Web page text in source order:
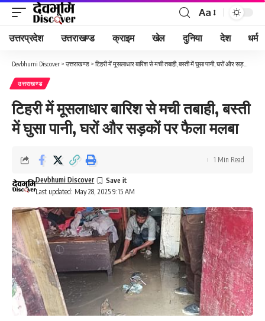
Font
Resizer
Aa
उत्तरप्रदेश उत्तराखण्ड क्राइम खेल दुनिया देश धर्म
Devbhumi Discover > उत्तराखण्ड > टिहरी में मूसलाधार बारिश से मची तबाही, बस्ती में घुसा पानी, घरों और सड़कों पर फैला मलबा
उत्तराखण्ड
टिहरी में मूसलाधार बारिश से मची तबाही, बस्ती
में घुसा पानी, घरों और सड़कों पर फैला मलबा
Last updated: May 28, 2025 9:15 AM
Devbhumi Discover
1 Min Read